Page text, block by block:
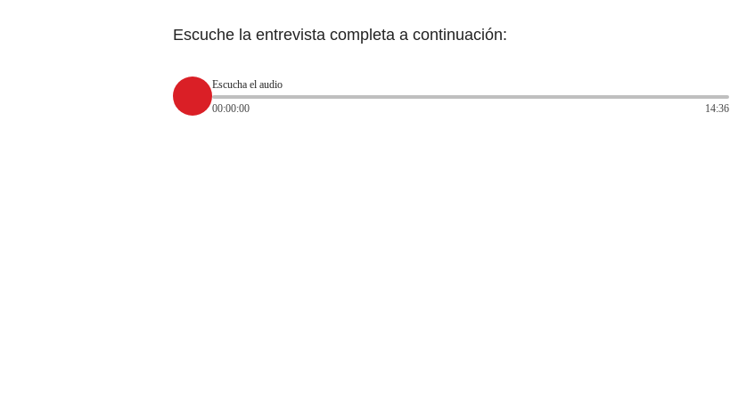
Escuche la entrevista completa a continuación:
Escucha el audio
00:00:00
14:36